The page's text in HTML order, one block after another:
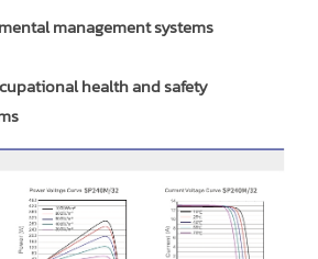
management systems
health and safety